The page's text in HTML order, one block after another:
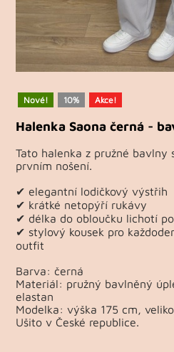
Nové! 10% Akce!
Halenka Saona černá -
Tato halenka z pružné bavlny
prvním nošení.
✔ elegantní lodičkový výstřih
✔ krátké netopýří rukávy
✔ délka do obloučku lichotí
✔ stylový kousek pro
outfit
Barva: černá
Materiál: pružný bavlněný
elastan
Modelka: výška 175 cm,
Ušito v České republice.